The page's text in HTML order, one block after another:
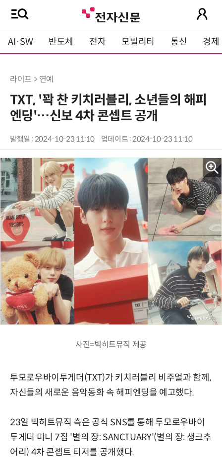
AI·SW 반도체 전자 모빌리티 통신 경제
라이프 > 연예
TXT, '꽉 찬 키치러블리, 소년들의 해피
엔딩'…신보 4차 콘셉트 공개
발행일 : 2024-10-23 11:10 업데이트 : 2024-10-23 11:10
사진=빅히트뮤직 제공
투모로우바이투게더(TXT)가 키치러블리 비주얼과 함께,
자신들의 새로운 음악동화 속 해피엔딩을 예고했다.
23일 빅히트뮤직 측은 공식 SNS를 통해 투모로우바이
투게더 미니 7집 '별의 장: SANCTUARY'(별의 장: 생크추
어리) 4차 콘셉트 티저를 공개했다.